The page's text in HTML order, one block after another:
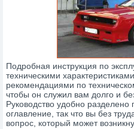
Подробная инструкция по
техническими
рекомендациями по
чтобы он служил вам долго и
Руководство удобно
оглавление, так что вы без
вопрос, который может